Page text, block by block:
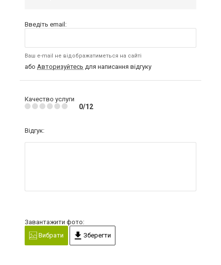
Введіть email:
Ваш e-mail не відображатиметься на сайті
або Авторизуйтесь для написання відгуку
Качество услуги
0/12
Відгук:
Завантажити фото:
Вибрати
Зберегти